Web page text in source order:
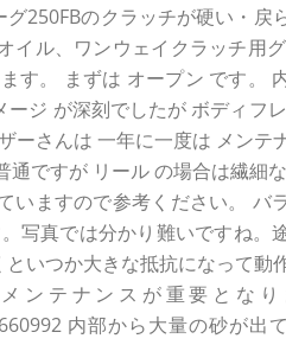
250FBのクラッチが硬い・戻
イル、ワンウェイクラッチ用
す。 まずは オープン です。
ジ が深刻でしたが ボディフ
ーさんは 一年に一度は メンテ
ですが リール の場合は繊細
いますので参考ください。 バ
写真では分かり難いですね。
いつか大きな抵抗になって動
ンテナンスが重要となり
内部から大量の砂が出